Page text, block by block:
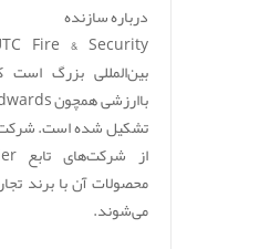
درباره سازنده
بین‌المللی بزرگ است
می‌شوند.